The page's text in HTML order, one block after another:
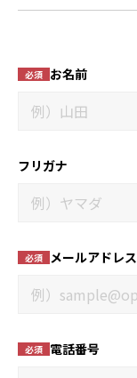
必須 お名前
フリガナ
必須 メールアドレス
必須 電話番号